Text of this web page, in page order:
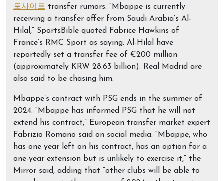
토사이트 transfer rumors. “Mbappe is currently
receiving a transfer offer from Saudi Arabia’s Al-
Hilal,” SportsBible quoted Fabrice Hawkins of
France’s RMC Sport as saying. Al-Hilal have
reportedly set a transfer fee of €200 million
(approximately KRW 28.63 billion). Real Madrid are
also said to be chasing him.
Mbappe’s contract with PSG ends in the summer of
2024. “Mbappe has informed PSG that he will not
extend his contract,” European transfer market expert
Fabrizio Romano said on social media. “Mbappe, who
has one year left on his contract, has an option for a
one-year extension but is unlikely to exercise it,” the
Mirror said, adding that “other clubs will be able to